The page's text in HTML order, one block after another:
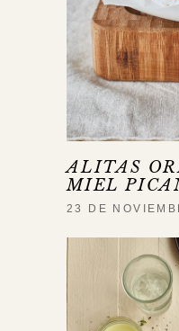
ALITAS
MIEL
23 DE